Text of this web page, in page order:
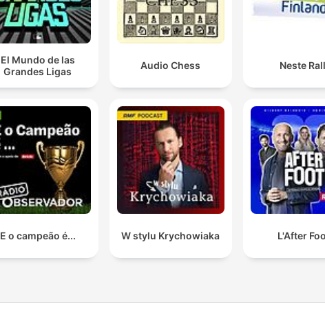
El Mundo de las
Grandes Ligas
Audio Chess Neste
E o campeão é... W stylu Krychowiaka L'After